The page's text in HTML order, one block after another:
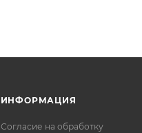
ИНФОРМАЦИЯ
Согласие на обработку